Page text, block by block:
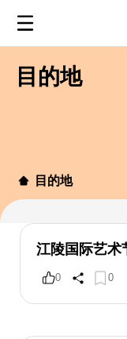
目的地
目的地
江陵国际艺术
0 0